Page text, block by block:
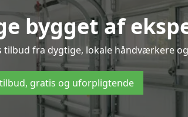
bygget af
tilbud fra dygtige, lokale håndværkere
tilbud, gratis og uforpligtende